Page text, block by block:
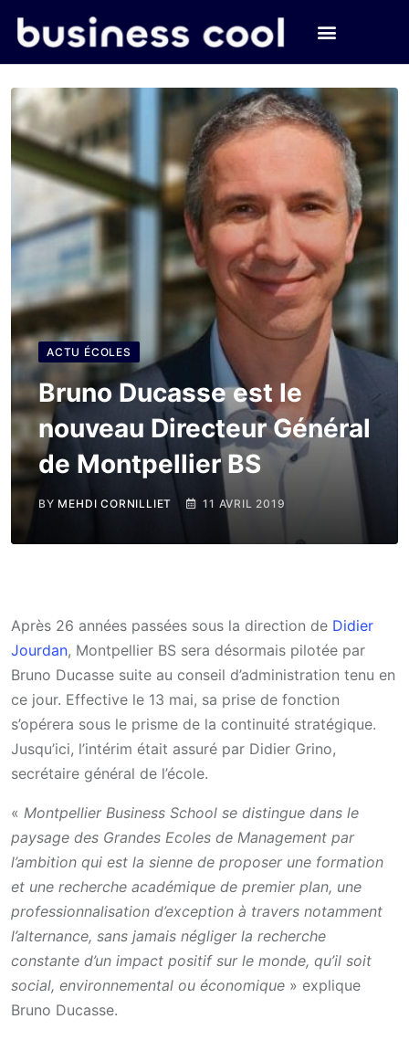
ACTU ÉCOLES
Bruno Ducasse est le
nouveau Directeur Général
de Montpellier BS
BY MEHDI CORNILLIET 11 AVRIL 2019
Après 26 années passées sous la direction de Didier
Jourdan, Montpellier BS sera désormais pilotée par
Bruno Ducasse suite au conseil d’administration tenu en
ce jour. Effective le 13 mai, sa prise de fonction
s’opérera sous le prisme de la continuité stratégique.
Jusqu’ici, l’intérim était assuré par Didier Grino,
secrétaire général de l’école.
« Montpellier Business School se distingue dans le
paysage des Grandes Ecoles de Management par
l’ambition qui est la sienne de proposer une formation
et une recherche académique de premier plan, une
professionnalisation d’exception à travers notamment
l’alternance, sans jamais négliger la recherche
constante d’un impact positif sur le monde, qu’il soit
social, environnemental ou économique » explique
Bruno Ducasse.